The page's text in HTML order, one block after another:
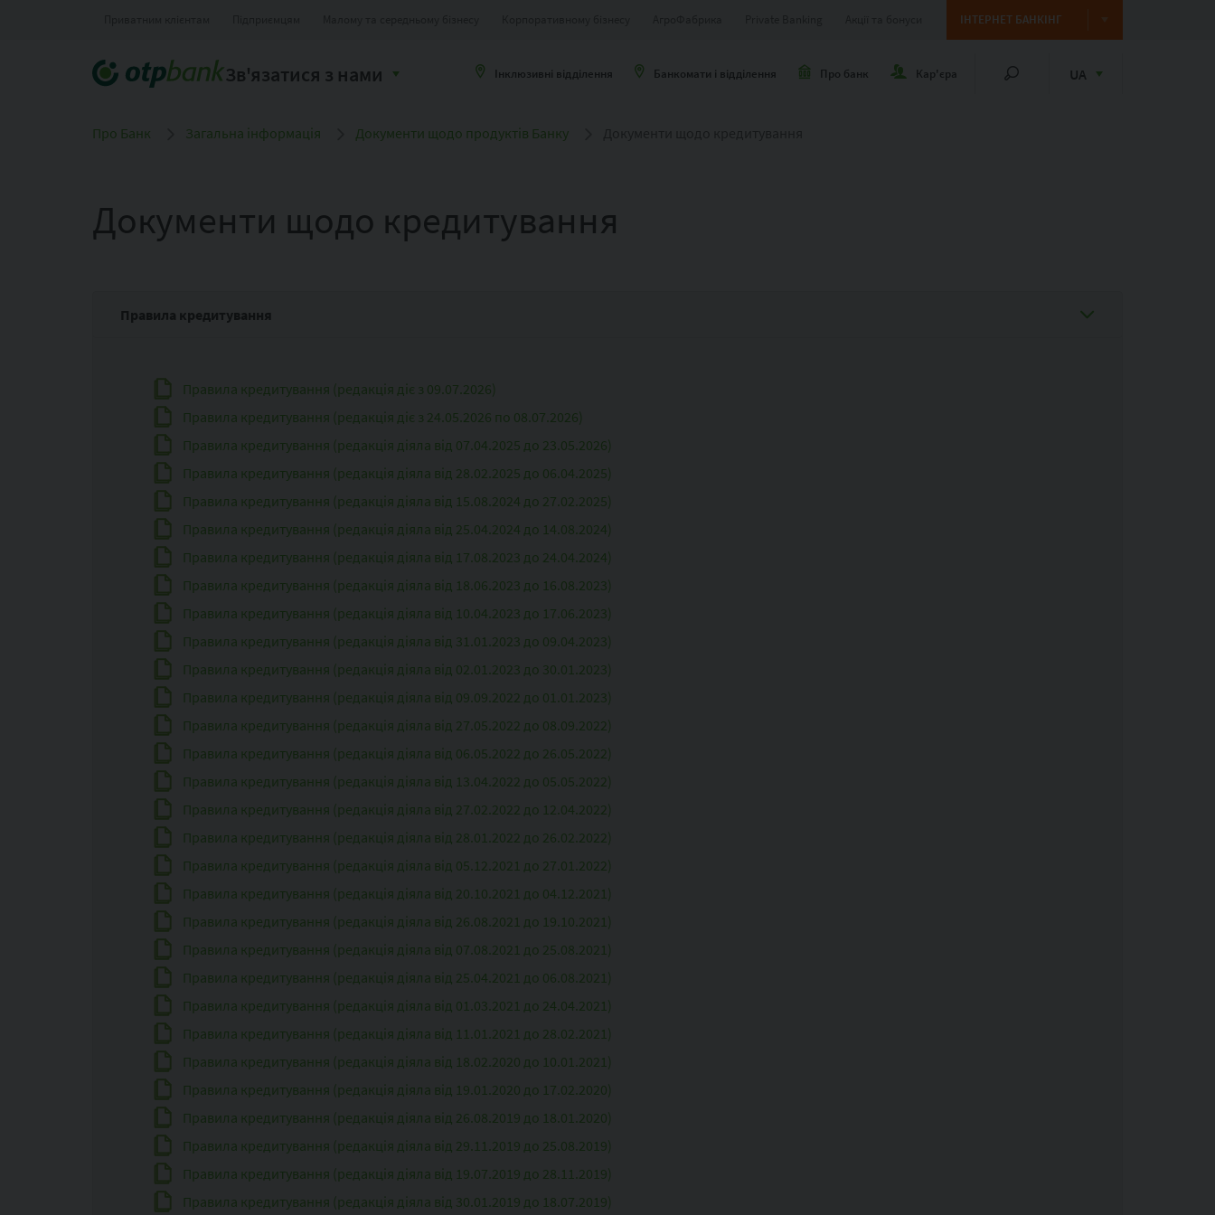
ІНТЕРНЕТ БАНКІНГ
Зв'язатися з нами Інклюзивні відділення Банкомати і відділення Про банк Кар'єра UA
Про Банк Загальна інформація Документи щодо продуктів Банку
Документи щодо кредитування
Правила кредитування
Правила кредитування (редакція діє з 09.07.2026)
Правила кредитування (редакція діє з 24.05.2026 по 08.07.2026)
Правила кредитування (редакція діяла від 07.04.2025 до 23.05.2026)
Правила кредитування (редакція діяла від 28.02.2025 до 06.04.2025)
Правила кредитування (редакція діяла від 15.08.2024 до 27.02.2025)
Правила кредитування (редакція діяла від 25.04.2024 до 14.08.2024)
Правила кредитування (редакція діяла від 17.08.2023 до 24.04.2024)
Правила кредитування (редакція діяла від 18.06.2023 до 16.08.2023)
Правила кредитування (редакція діяла від 10.04.2023 до 17.06.2023)
Правила кредитування (редакція діяла від 31.01.2023 до 09.04.2023)
Правила кредитування (редакція діяла від 02.01.2023 до 30.01.2023)
Правила кредитування (редакція діяла від 09.09.2022 до 01.01.2023)
Правила кредитування (редакція діяла від 27.05.2022 до 08.09.2022)
Правила кредитування (редакція діяла від 06.05.2022 до 26.05.2022)
Правила кредитування (редакція діяла від 13.04.2022 до 05.05.2022)
Правила кредитування (редакція діяла від 27.02.2022 до 12.04.2022)
Правила кредитування (редакція діяла від 28.01.2022 до 26.02.2022)
Правила кредитування (редакція діяла від 05.12.2021 до 27.01.2022)
Правила кредитування (редакція діяла від 20.10.2021 до 04.12.2021)
Правила кредитування (редакція діяла від 26.08.2021 до 19.10.2021)
Правила кредитування (редакція діяла від 07.08.2021 до 25.08.2021)
Правила кредитування (редакція діяла від 25.04.2021 до 06.08.2021)
Правила кредитування (редакція діяла від 01.03.2021 до 24.04.2021)
Правила кредитування (редакція діяла від 11.01.2021 до 28.02.2021)
Правила кредитування (редакція діяла від 18.02.2020 до 10.01.2021)
Правила кредитування (редакція діяла від 19.01.2020 до 17.02.2020)
Правила кредитування (редакція діяла від 26.08.2019 до 18.01.2020)
Правила кредитування (редакція діяла від 29.11.2019 до 25.08.2019)
Правила кредитування (редакція діяла від 19.07.2019 до 28.11.2019)
Правила кредитування (редакція діяла від 30.01.2019 до 18.07.2019)